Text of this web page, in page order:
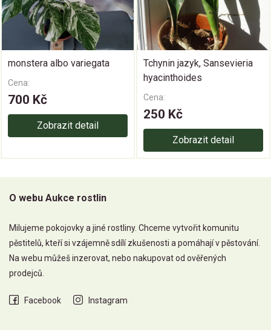
monstera albo variegata
Cena:
700 Kč
Zobrazit detail
Tchynin jazyk, Sansevieria
hyacinthoides
Cena:
250 Kč
Zobrazit detail
O webu Aukce rostlin
Milujeme pokojovky a jiné rostliny. Chceme vytvořit komunitu
pěstitelů, kteří si vzájemně sdílí zkušenosti a pomáhají v pěstování.
Na webu můžeš inzerovat, nebo nakupovat od ověřených
prodejců.
Facebook Instagram